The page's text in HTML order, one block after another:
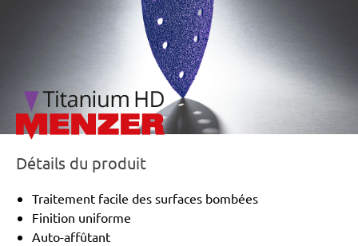
Détails du produit
Traitement facile des surfaces bombées
Finition uniforme
Auto-affûtant